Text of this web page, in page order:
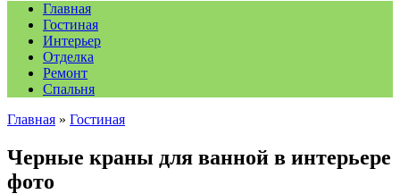
Главная
Гостиная
Интерьер
Отделка
Ремонт
Спальня
Главная » Гостиная
Черные краны для ванной в интерьере
фото